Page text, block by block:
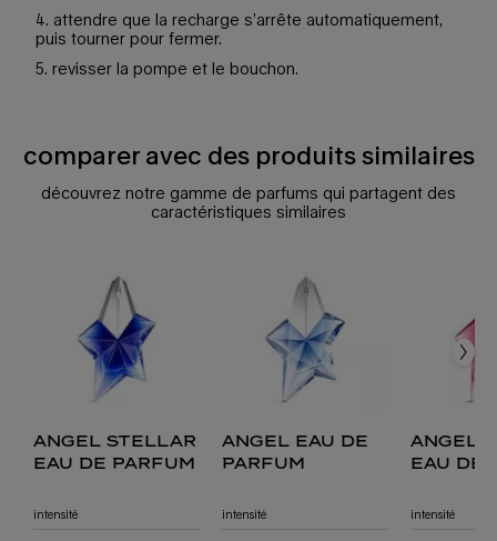
4. attendre que la recharge s’arrête automatiquement,
puis tourner pour fermer.
5. revisser la pompe et le bouchon.
Comparer avec des produits similaires
comparer avec des produits similaires
découvrez notre gamme de parfums qui partagent des
caractéristiques similaires
angel stellar
eau de parfum
angel eau de
parfum
angel
eau de
intensité intensité intensité